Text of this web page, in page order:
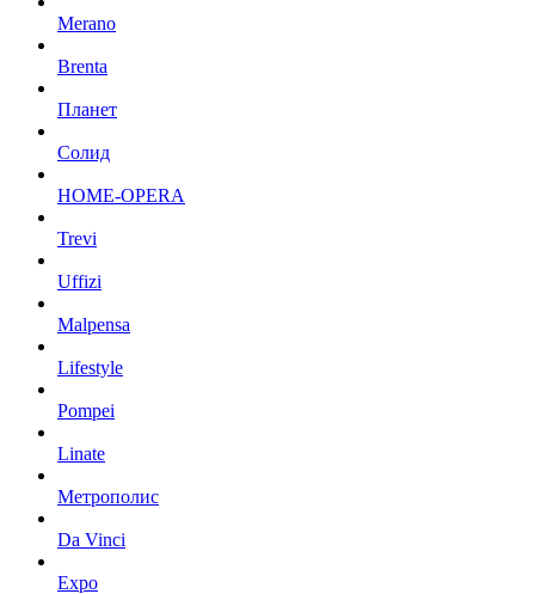
Merano
Brenta
Планет
Солид
HOME-OPERA
Trevi
Uffizi
Malpensa
Lifestyle
Pompei
Linate
Метрополис
Da Vinci
Expo